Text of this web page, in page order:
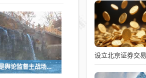
互联网已是舆论监督主战场，让我们用这五点珍惜它